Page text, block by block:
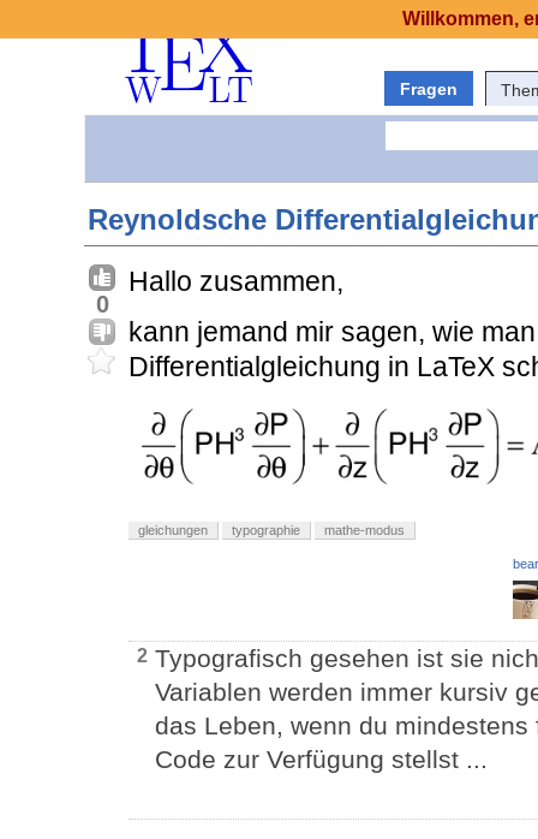
Fragen
Reynoldsche
0
Hallo zusammen,
kann jemand mir sagen, wie
Differentialgleichung in LaTeX
gleichungen typographie mathe-modus
2 Typografisch gesehen ist sie
Variablen werden immer kursiv
das Leben, wenn du
Code zur Verfügung stellst ...
Willkommen,